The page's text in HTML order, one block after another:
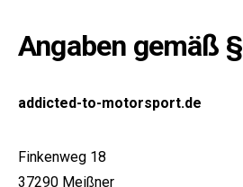
Angaben gemäß
addicted-to-motorsport.de
Finkenweg 18
37290 Meißner